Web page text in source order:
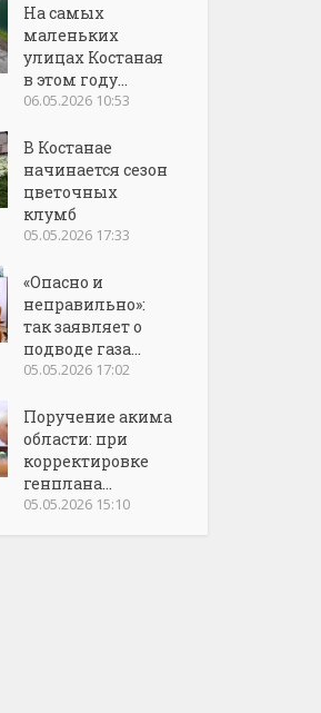
На самых
маленьких
улицах Костаная
в этом году...
06.05.2026 10:53
В Костанае
начинается сезон
цветочных
клумб
05.05.2026 17:33
«Опасно и
неправильно»:
так заявляет о
подводе газа...
05.05.2026 17:02
Поручение акима
области: при
корректировке
генплана...
05.05.2026 15:10